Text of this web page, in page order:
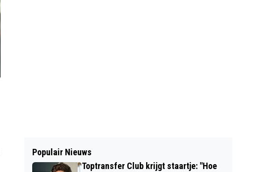
Populair Nieuws
Toptransfer Club krijgt staartje: "Hoe